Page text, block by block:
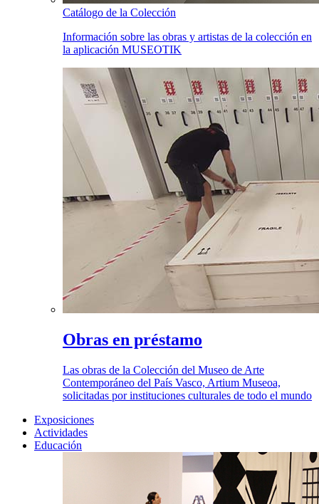
Catálogo de la Colección
Información sobre las obras y artistas de la colección en
la aplicación MUSEOTIK
Obras en préstamo
Las obras de la Colección del Museo de Arte
Contemporáneo del País Vasco, Artium Museoa,
solicitadas por instituciones culturales de todo el mundo
Exposiciones
Actividades
Educación